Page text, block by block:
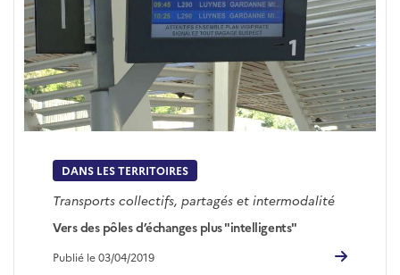
DANS LES TERRITOIRES
Transports collectifs, partagés et intermodalité
Vers des pôles d’échanges plus "intelligents"
Publié le 03/04/2019